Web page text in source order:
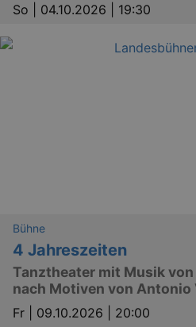
So | 04.10.2026 | 19:30
Bühne
4 Jahreszeiten
Tanztheater mit Musik
nach Motiven von Antonio
Fr | 09.10.2026 | 20:00